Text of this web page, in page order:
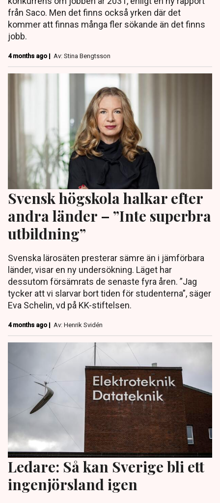
från Saco. Men det finns också yrken där det
kommer att finnas många fler sökande än det finns
jobb.
4 months ago | Av: Stina Bengtsson
Svensk högskola halkar efter
andra länder – ”Inte superbra
utbildning”
Svenska lärosäten presterar sämre än i jämförbara
länder, visar en ny undersökning. Läget har
dessutom försämrats de senaste fyra åren. ”Jag
tycker att vi slarvar bort tiden för studenterna”, säger
Eva Schelin, vd på KK-stiftelsen.
4 months ago | Av: Henrik Svidén
Ledare: Så kan Sverige bli ett
ingenjörsland igen